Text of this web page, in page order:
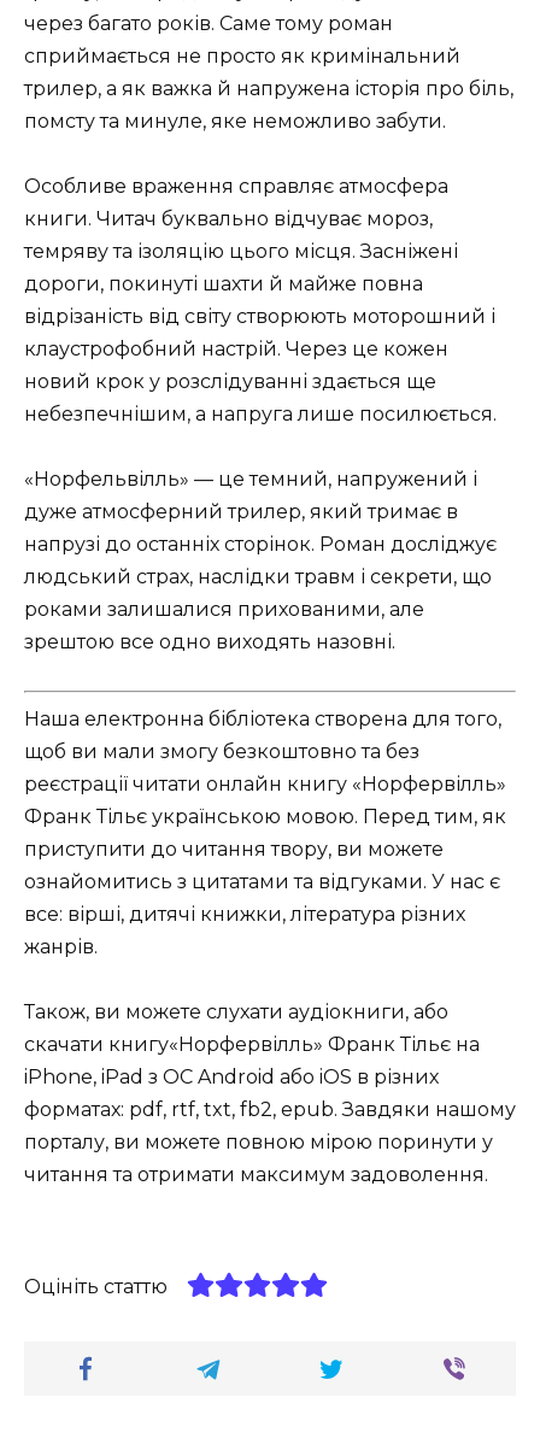
через багато років. Саме тому роман
сприймається не просто як кримінальний
трилер, а як важка й напружена історія про біль,
помсту та минуле, яке неможливо забути.
Особливе враження справляє атмосфера
книги. Читач буквально відчуває мороз,
темряву та ізоляцію цього місця. Засніжені
дороги, покинуті шахти й майже повна
відрізаність від світу створюють моторошний і
клаустрофобний настрій. Через це кожен
новий крок у розслідуванні здається ще
небезпечнішим, а напруга лише посилюється.
«Норфельвілль» — це темний, напружений і
дуже атмосферний трилер, який тримає в
напрузі до останніх сторінок. Роман досліджує
людський страх, наслідки травм і секрети, що
роками залишалися прихованими, але
зрештою все одно виходять назовні.
Наша електронна бібліотека створена для того,
щоб ви мали змогу безкоштовно та без
реєстрації читати онлайн книгу «Норфервілль»
Франк Тільє українською мовою. Перед тим, як
приступити до читання твору, ви можете
ознайомитись з цитатами та відгуками. У нас є
все: вірші, дитячі книжки, література різних
жанрів.
Також, ви можете слухати аудіокниги, або
скачати книгу«Норфервілль» Франк Тільє на
iPhone, iPad з ОС Android або iOS в різних
форматах: pdf, rtf, txt, fb2, epub. Завдяки нашому
порталу, ви можете повною мірою поринути у
читання та отримати максимум задоволення.
Оцініть статтю